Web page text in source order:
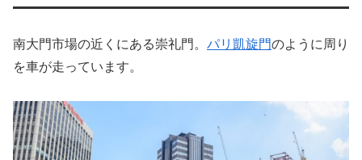
南大門市場の近くにある崇礼門。 パリ凱旋門のように周り
を車が走っています。